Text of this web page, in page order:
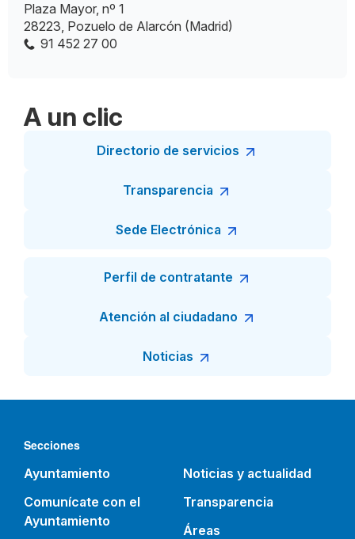
Plaza Mayor, nº 1
28223, Pozuelo de Alarcón (Madrid)
91 452 27 00
A un clic
Directorio de servicios
Transparencia
Sede Electrónica
Perfil de contratante
Atención al ciudadano
Noticias
Secciones
Ayuntamiento
Comunícate con el
Ayuntamiento
Noticias y actualidad
Transparencia
Áreas